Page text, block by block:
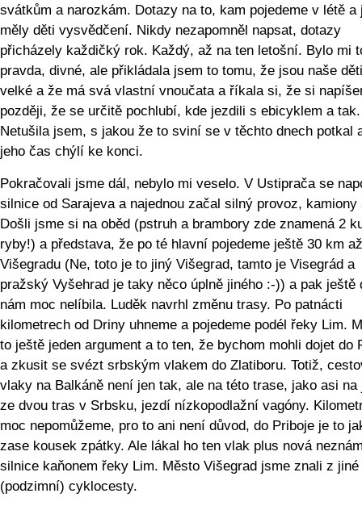
svátkům a narozkám. Dotazy na to, kam pojedeme v létě a
měly děti vysvědčení. Nikdy nezapomněl napsat, dotazy
přicházely každičký rok. Každý, až na ten letošní. Bylo mi
pravda, divné, ale přikládala jsem to tomu, že jsou naše
velké a že má svá vlastní vnoučata a říkala si, že si
později, že se určitě pochlubí, kde jezdili s ebicyklem a tak.
Netušila jsem, s jakou že to sviní se v těchto dnech potkal
jeho čas chýlí ke konci.
Pokračovali jsme dál, nebylo mi veselo. V Ustiprača se
silnice od Sarajeva a najednou začal silný provoz, kamiony
Došli jsme si na oběd (pstruh a brambory zde znamená 2
ryby!) a představa, že po té hlavní pojedeme ještě 30 km
Višegradu (Ne, toto je to jiný Višegrad, tamto je Visegrád a
pražský Vyšehrad je taky něco úplně jiného :-)) a pak ještě
nám moc nelíbila. Luděk navrhl změnu trasy. Po patnácti
kilometrech od Driny uhneme a pojedeme podél řeky Lim.
to ještě jeden argument a to ten, že bychom mohli dojet do
a zkusit se svézt srbským vlakem do Zlatiboru. Totiž,
vlaky na Balkáně není jen tak, ale na této trase, jako asi na
ze dvou tras v Srbsku, jezdí nízkopodlažní vagóny.
moc nepomůžeme, pro to ani není důvod, do Priboje je to
zase kousek zpátky. Ale lákal ho ten vlak plus nová
silnice kaňonem řeky Lim. Město Višegrad jsme znali z jiné
(podzimní) cyklocesty.